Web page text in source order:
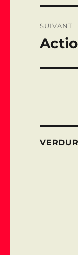
SUIVANT